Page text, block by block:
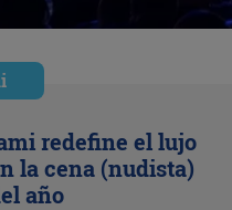
redefine el lujo
la cena (nudista)
año